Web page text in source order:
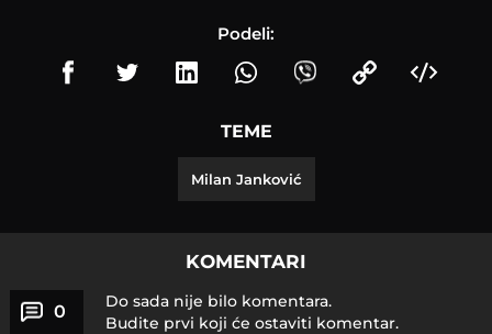
Podeli:
TEME
Milan Janković
KOMENTARI
0
Do sada nije bilo komentara.
Budite prvi koji će ostaviti komentar.